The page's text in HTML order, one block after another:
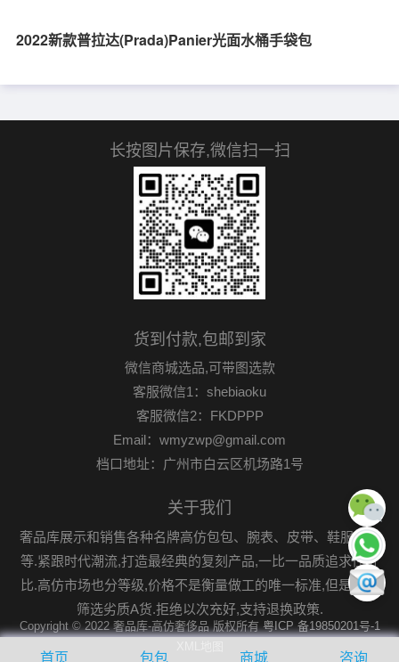
2022新款普拉达(Prada)Panier光面水桶手袋包
长按图片保存,微信扫一扫
货到付款,包邮到家
微信商城选品,可带图选款
客服微信1：shebiaoku
客服微信2：FKDPPP
Email：wmyzwp@gmail.com
档口地址：广州市白云区机场路1号
关于我们
奢品库展示和销售各种名牌高仿包包、腕表、皮带、鞋服首饰
等.紧跟时代潮流,打造最经典的复刻产品,一比一品质追求性价
比.高仿市场也分等级,价格不是衡量做工的唯一标准,但是可以
筛选劣质A货.拒绝以次充好,支持退换政策.
Copyright © 2022 奢品库-高仿奢侈品 版权所有 粤ICP 备19850201号-1
首页 包包 商城 咨询